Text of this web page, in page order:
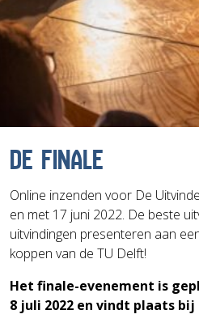
DE FINALE
Online inzenden voor De
en met 17 juni 2022. De beste
uitvindingen presenteren aan
koppen van de TU Delft!
Het finale-evenement is
8 juli 2022 en vindt plaats bij